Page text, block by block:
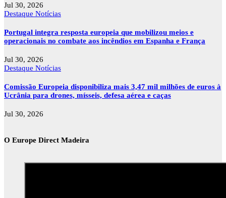
Jul 30, 2026
Destaque Notícias
Portugal integra resposta europeia que mobilizou meios e
operacionais no combate aos incêndios em Espanha e França
Jul 30, 2026
Destaque Notícias
Comissão Europeia disponibiliza mais 3,47 mil milhões de euros à
Ucrânia para drones, mísseis, defesa aérea e caças
Jul 30, 2026
O Europe Direct Madeira